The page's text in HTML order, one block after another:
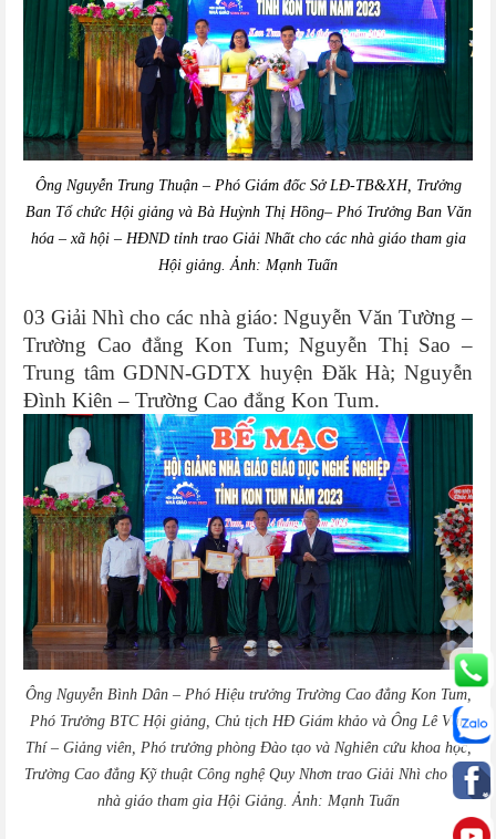
Ông Nguyễn Trung Thuận – Phó Giám đốc Sở LĐ-TB&XH, Trưởng
Ban Tổ chức Hội giảng và Bà Huỳnh Thị Hồng– Phó Trưởng Ban Văn
hóa – xã hội – HĐND tỉnh trao Giải Nhất cho các nhà giáo tham gia
Hội giảng. Ảnh: Mạnh Tuấn
03 Giải Nhì cho các nhà giáo: Nguyễn Văn Tường –
Trường Cao đẳng Kon Tum; Nguyễn Thị Sao –
Trung tâm GDNN-GDTX huyện Đăk Hà; Nguyễn
Đình Kiên – Trường Cao đẳng Kon Tum.
Ông Nguyễn Bình Dân – Phó Hiệu trưởng Trường Cao đẳng Kon Tum,
Phó Trưởng BTC Hội giảng, Chủ tịch HĐ Giám khảo và Ông Lê Văn
Thí – Giảng viên, Phó trưởng phòng Đào tạo và Nghiên cứu khoa học,
Trường Cao đẳng Kỹ thuật Công nghệ Quy Nhơn trao Giải Nhì cho các
nhà giáo tham gia Hội Giảng. Ảnh: Mạnh Tuấn